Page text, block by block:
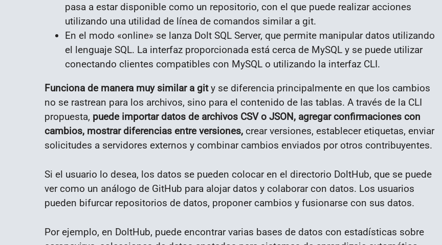
pasa a estar disponible como un repositorio, con el que puede realizar acciones
utilizando una utilidad de línea de comandos similar a git.
En el modo «online» se lanza Dolt SQL Server, que permite manipular datos utilizando
el lenguaje SQL. La interfaz proporcionada está cerca de MySQL y se puede utilizar
conectando clientes compatibles con MySQL o utilizando la interfaz CLI.
Funciona de manera muy similar a gity se diferencia principalmente en que los cambios
no se rastrean para los archivos, sino para el contenido de las tablas. A través de la CLI
propuesta, puede importar datos de archivos CSV o JSON, agregar confirmaciones con
cambios, mostrar diferencias entre versiones, crear versiones, establecer etiquetas, enviar
solicitudes a servidores externos y combinar cambios enviados por otros contribuyentes.
Si el usuario lo desea, los datos se pueden colocar en el directorio DoltHub, que se puede
ver como un análogo de GitHub para alojar datos y colaborar con datos. Los usuarios
pueden bifurcar repositorios de datos, proponer cambios y fusionarse con sus datos.
Por ejemplo, en DoltHub, puede encontrar varias bases de datos con estadísticas sobre